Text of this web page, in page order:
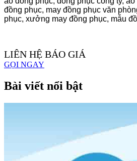
đồng phục, may đồng phục văn
phục, xưởng may đồng phục, mẫu
LIÊN HỆ BÁO GIÁ
GỌI NGAY
Bài viết nổi bật